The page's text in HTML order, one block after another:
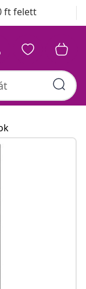
ft felett